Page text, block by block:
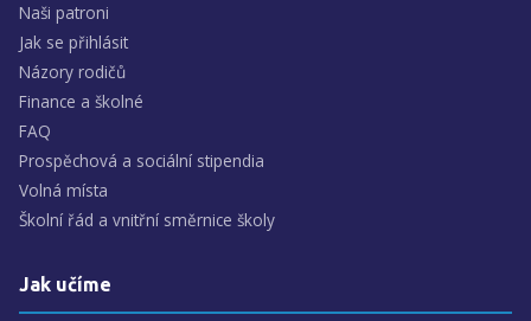
Naši patroni
Jak se přihlásit
Názory rodičů
Finance a školné
FAQ
Prospěchová a sociální stipendia
Volná místa
Školní řád a vnitřní směrnice školy
Jak učíme